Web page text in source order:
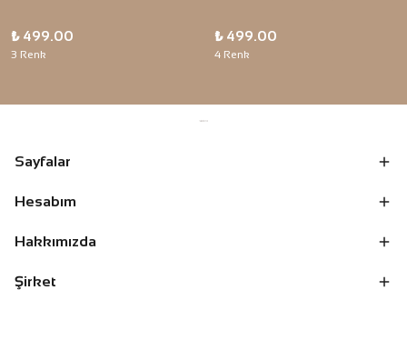
₺ 499.00
3 Renk
₺ 499.00
4 Renk
Sayfalar
Hesabım
Hakkımızda
Şirket